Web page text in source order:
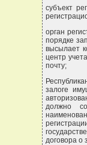
субъект
орган
порядке
высылает
центр
почту;
залоге
должно
договора о